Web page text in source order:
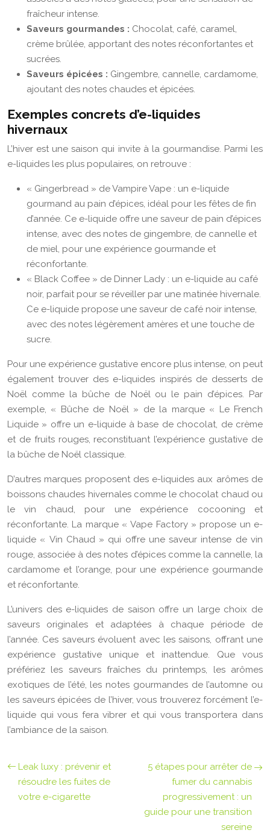
fraîcheur intense.
Saveurs gourmandes : Chocolat, café, caramel,
crème brûlée, apportant des notes réconfortantes et
sucrées.
Saveurs épicées : Gingembre, cannelle, cardamome,
ajoutant des notes chaudes et épicées.
Exemples concrets d’e-liquides
hivernaux
L’hiver est une saison qui invite à la gourmandise. Parmi les
e-liquides les plus populaires, on retrouve :
« Gingerbread » de Vampire Vape : un e-liquide
gourmand au pain d’épices, idéal pour les fêtes de fin
d’année. Ce e-liquide offre une saveur de pain d’épices
intense, avec des notes de gingembre, de cannelle et
de miel, pour une expérience gourmande et
réconfortante.
« Black Coffee » de Dinner Lady : un e-liquide au café
noir, parfait pour se réveiller par une matinée hivernale.
Ce e-liquide propose une saveur de café noir intense,
avec des notes légèrement amères et une touche de
sucre.
Pour une expérience gustative encore plus intense, on peut
également trouver des e-liquides inspirés de desserts de
Noël comme la bûche de Noël ou le pain d’épices. Par
exemple, « Bûche de Noël » de la marque « Le French
Liquide » offre un e-liquide à base de chocolat, de crème
et de fruits rouges, reconstituant l’expérience gustative de
la bûche de Noël classique.
D’autres marques proposent des e-liquides aux arômes de
boissons chaudes hivernales comme le chocolat chaud ou
le vin chaud, pour une expérience cocooning et
réconfortante. La marque « Vape Factory » propose un e-
liquide « Vin Chaud » qui offre une saveur intense de vin
rouge, associée à des notes d’épices comme la cannelle, la
cardamome et l’orange, pour une expérience gourmande
et réconfortante.
L’univers des e-liquides de saison offre un large choix de
saveurs originales et adaptées à chaque période de
l’année. Ces saveurs évoluent avec les saisons, offrant une
expérience gustative unique et inattendue. Que vous
préfériez les saveurs fraîches du printemps, les arômes
exotiques de l’été, les notes gourmandes de l’automne ou
les saveurs épicées de l’hiver, vous trouverez forcément l’e-
liquide qui vous fera vibrer et qui vous transportera dans
l’ambiance de la saison.
Leak luxy : prévenir et
résoudre les fuites de
votre e-cigarette
5 étapes pour arrêter de
fumer du cannabis
progressivement : un
guide pour une transition
sereine